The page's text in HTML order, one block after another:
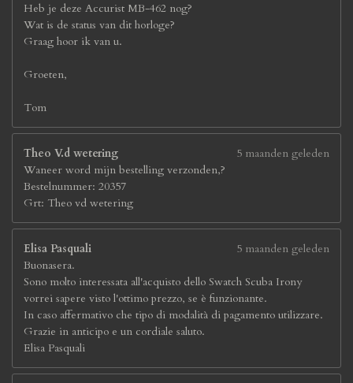
Heb je deze Accurist MB-462 nog?
Wat is de status van dit horloge?
Graag hoor ik van u.
Groeten,
Tom
Theo V.d wetering
5 maanden geleden
Waneer word mijn bestelling verzonden,?
Bestelnummer: 20357
Grt: Theo vd wetering
Elisa Pasquali
5 maanden geleden
Buonasera.
Sono molto interessata all'acquisto dello Swatch Scuba Irony
vorrei sapere visto l'ottimo prezzo, se è funzionante.
In caso affermativo che tipo di modalità di pagamento utilizzare.
Grazie in anticipo e un cordiale saluto.
Elisa Pasquali